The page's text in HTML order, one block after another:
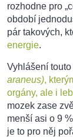
rozhodne pro
období
pár takových,
energie.
Vyhlášení
araneus),
orgány, ale i
mozek zase
menší asi o 9
je to pro něj